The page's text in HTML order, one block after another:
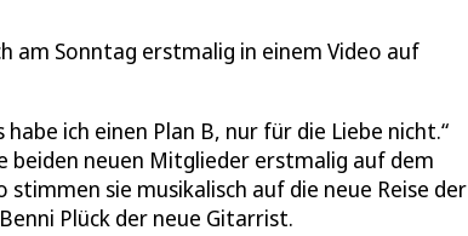
am Sonntag erstmalig in einem Video auf
ich einen Plan B, nur für die Liebe nicht.“
beiden neuen Mitglieder erstmalig auf dem
sie musikalisch auf die neue Reise der
Plück der neue Gitarrist.